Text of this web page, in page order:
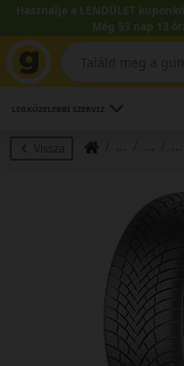
Használja a LENDÜLET
Még 53 nap 13
LEGKÖZELEBBI SZERVIZ
Vissza